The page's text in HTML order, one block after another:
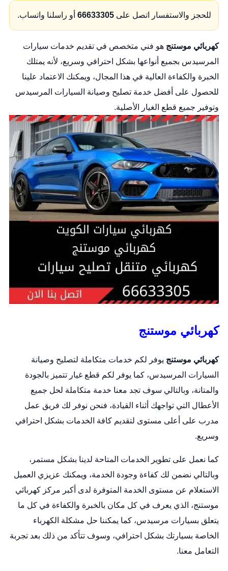
للحجز والاستفسار اتصل على 66633305أو راسلنا واتساب.
كهربائي موستنج هو فني متخصص في تقديم خدمات سيارات
المرسيدس بجميع أنواعها بشكل احترافي وسريع، لأنه يمتلك
الخبرة والكفاءة العالية في هذا المجال، ويمكنك الاعتماد علينا
للحصول على أفضل خدمة تصليح وصيانة السيارات المرسيدس
وتوفير جميع قطع الغيار الأصلية.
كهربائي موستنج
كهربائي موستنج يوفر لكم خدمات متكاملة لتصليح وصيانة
السيارات المرسيدس، كما يوفر لكم قطع غيار تتميز بالجودة
والمتانة، وبالتالي سوف تجد معنا خدمة متكاملة لحل جميع
الأعطال التي تواجهك أثناء القيادة، فنحن نوفر لك فريق عمل
مدرب على أعلى مستوى لتقديم كافة الخدمات بشكل احترافي
وسريع.
كما نعمل على تطوير الخدمات المتاحة لدينا بشكل مستمر،
وبالتالي نضمن لك كفاءة وجودة الخدمة، ويمكنك عزيزي العميل
الاستعلام عن مستوى الخدمة المتوفرة لدى أكبر مركز كهربائي
موستنج، الذي يعرف في كل مكان بالخبرة والكفاءة في كل ما
يتعلق بسيارات مرسيدس، كما يمكننا حل مشكلة الكهرباء
الخاصة بسيارتك بشكل احترافي، وسوف تتأكد من ذلك بعد تجربة
التعامل معنا.